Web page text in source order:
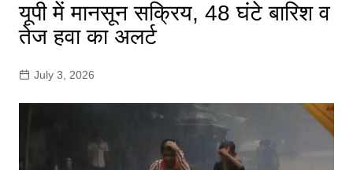
यूपी में मानसून सक्रिय, 48 घंटे बारिश व
तेज हवा का अलर्ट
July 3, 2026